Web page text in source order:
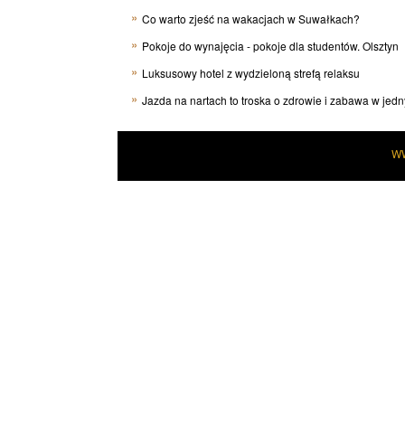
Co warto zjeść na wakacjach w Suwałkach?
Pokoje do wynajęcia - pokoje dla studentów. Olsztyn
Luksusowy hotel z wydzieloną strefą relaksu
Jazda na nartach to troska o zdrowie i zabawa w